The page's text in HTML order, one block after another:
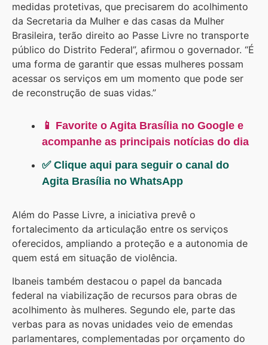
medidas protetivas, que precisarem do acolhimento
da Secretaria da Mulher e das casas da Mulher
Brasileira, terão direito ao Passe Livre no transporte
público do Distrito Federal”, afirmou o governador. “É
uma forma de garantir que essas mulheres possam
acessar os serviços em um momento que pode ser
de reconstrução de suas vidas.”
📱 Favorite o Agita Brasília no Google e
acompanhe as principais notícias do dia
✅ Clique aqui para seguir o canal do
Agita Brasília no WhatsApp
Além do Passe Livre, a iniciativa prevê o
fortalecimento da articulação entre os serviços
oferecidos, ampliando a proteção e a autonomia de
quem está em situação de violência.
Ibaneis também destacou o papel da bancada
federal na viabilização de recursos para obras de
acolhimento às mulheres. Segundo ele, parte das
verbas para as novas unidades veio de emendas
parlamentares, complementadas por orçamento do